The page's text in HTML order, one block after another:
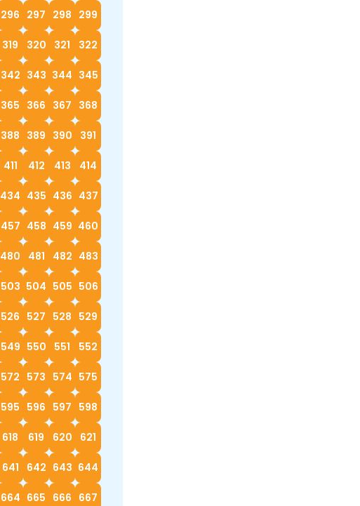
296 297 298 299
319 320 321 322
342 343 344 345
365 366 367 368
388 389 390 391
411 412 413 414
434 435 436 437
457 458 459 460
480 481 482 483
503 504 505 506
526 527 528 529
549 550 551 552
572 573 574 575
595 596 597 598
618 619 620 621
641 642 643 644
664 665 666 667